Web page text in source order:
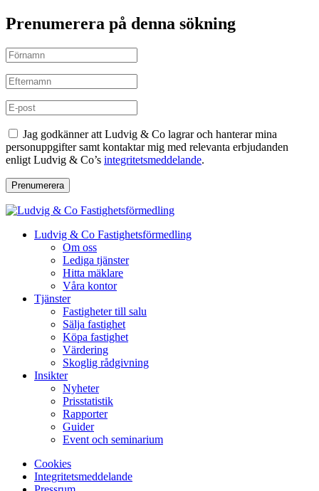
Prenumerera på denna sökning
Jag godkänner att Ludvig & Co lagrar och hanterar mina
personuppgifter samt kontaktar mig med relevanta erbjudanden
enligt Ludvig & Co’s integritetsmeddelande.
Prenumerera
Ludvig & Co Fastighetsförmedling
Om oss
Lediga tjänster
Hitta mäklare
Våra kontor
Tjänster
Fastigheter till salu
Sälja fastighet
Köpa fastighet
Värdering
Skoglig rådgivning
Insikter
Nyheter
Prisstatistik
Rapporter
Guider
Event och seminarium
Cookies
Integritetsmeddelande